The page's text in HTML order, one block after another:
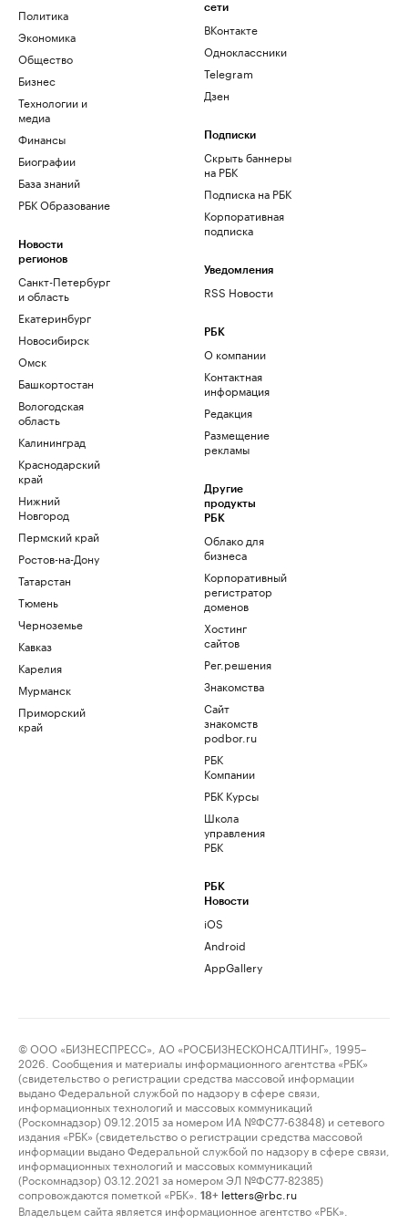
Политика
Экономика
Общество
Бизнес
Технологии и
медиа
Финансы
Биографии
База знаний
РБК Образование
Новости
регионов
Санкт-Петербург
и область
Екатеринбург
Новосибирск
Омск
Башкортостан
Вологодская
область
Калининград
Краснодарский
край
Нижний
Новгород
Пермский край
Ростов-на-Дону
Татарстан
Тюмень
Черноземье
Кавказ
Карелия
Мурманск
Приморский
край
сети
ВКонтакте
Одноклассники
Telegram
Дзен
Подписки
Скрыть баннеры
на РБК
Подписка на РБК
Корпоративная
подписка
Уведомления
RSS Новости
РБК
О компании
Контактная
информация
Редакция
Размещение
рекламы
Другие
продукты
РБК
Облако для
бизнеса
Корпоративный
регистратор
доменов
Хостинг
сайтов
Рег.решения
Знакомства
Сайт
знакомств
podbor.ru
РБК
Компании
РБК Курсы
Школа
управления
РБК
РБК
Новости
iOS
Android
AppGallery
© ООО «БИЗНЕСПРЕСС», АО «РОСБИЗНЕСКОНСАЛТИНГ», 1995–
2026. Сообщения и материалы информационного агентства «РБК»
(свидетельство о регистрации средства массовой информации
выдано Федеральной службой по надзору в сфере связи,
информационных технологий и массовых коммуникаций
(Роскомнадзор) 09.12.2015 за номером ИА №ФС77-63848) и сетевого
издания «РБК» (свидетельство о регистрации средства массовой
информации выдано Федеральной службой по надзору в сфере связи,
информационных технологий и массовых коммуникаций
(Роскомнадзор) 03.12.2021 за номером ЭЛ №ФС77-82385)
сопровождаются пометкой «РБК».
18+ letters@rbc.ru
Владельцем сайта является информационное агентство «РБК».